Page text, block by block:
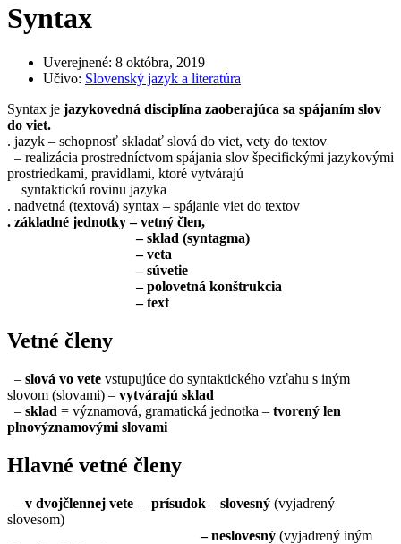
Syntax
Uverejnené: 8 októbra, 2019
Učivo: Slovenský jazyk a literatúra
Syntax je jazykovedná disciplína zaoberajúca sa spájaním slov
do viet.
. jazyk – schopnosť skladať slová do viet, vety do textov
– realizácia prostredníctvom spájania slov špecifickými jazykovými
prostriedkami, pravidlami, ktoré vytvárajú
syntaktickú rovinu jazyka
. nadvetná (textová) syntax – spájanie viet do textov
. základné jednotky – vetný člen,
– sklad (syntagma)
– veta
– súvetie
– polovetná konštrukcia
– text
Vetné členy
– slová vo vete vstupujúce do syntaktického vzťahu s iným
slovom (slovami) – vytvárajú sklad
– sklad = významová, gramatická jednotka – tvorený len
plnovýznamovými slovami
Hlavné vetné členy
– v dvojčlennej vete – prísudok – slovesný (vyjadrený
slovesom)
– neslovesný (vyjadrený iným